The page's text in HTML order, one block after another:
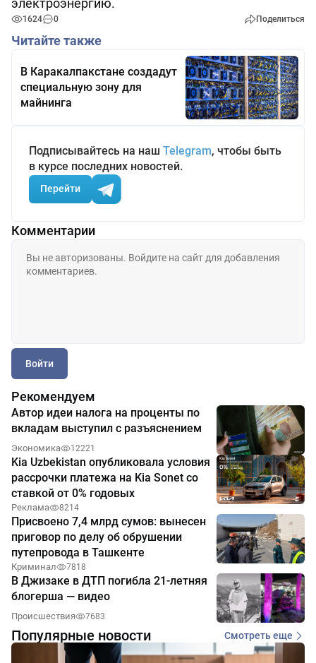
электроэнергию.
1624 0 Поделиться
Читайте также
В Каракалпакстане создадут
специальную зону для
майнинга
Подписывайтесь на наш Telegram, чтобы быть
в курсе последних новостей.
Перейти
Комментарии
Войти
Рекомендуем
Автор идеи налога на проценты по
вкладам выступил с разъяснением
Экономика 12221
Kia Uzbekistan опубликовала условия
рассрочки платежа на Kia Sonet со
ставкой от 0% годовых
Реклама 8214
Присвоено 7,4 млрд сумов: вынесен
приговор по делу об обрушении
путепровода в Ташкенте
Криминал 7818
В Джизаке в ДТП погибла 21-летняя
блогерша — видео
Происшествия 7683
Популярные новости Смотреть еще